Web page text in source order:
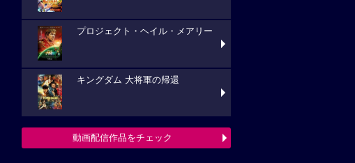
プロジェクト・ヘイル・メアリー
キングダム 大将軍の帰還
動画配信作品をチェック